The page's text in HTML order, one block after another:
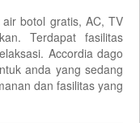
botol gratis, AC, TV
Terdapat fasilitas
Accordia dago
anda yang sedang
dan fasilitas yang